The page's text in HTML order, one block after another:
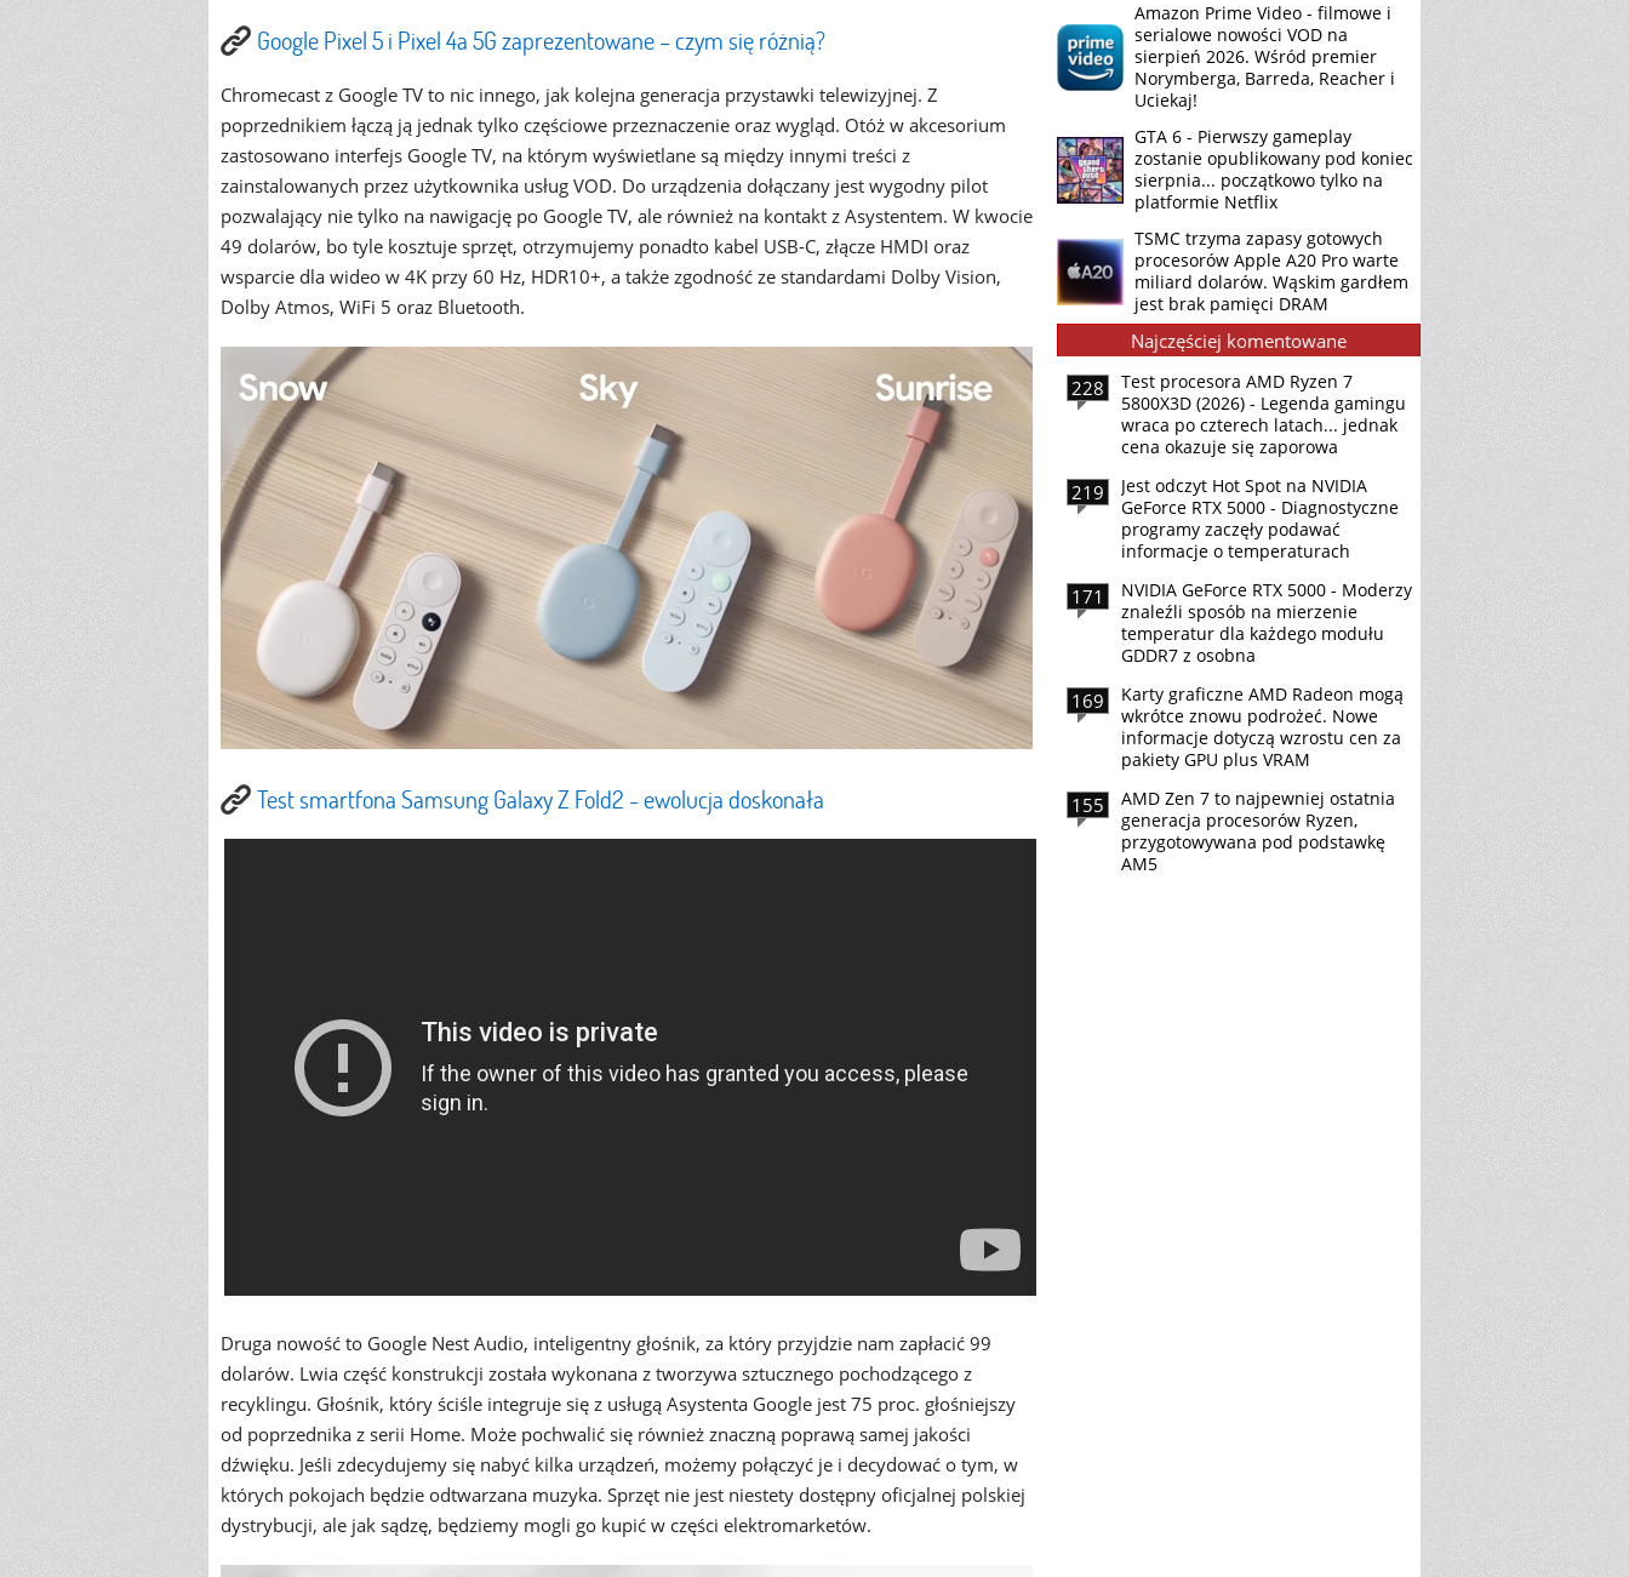
Google Pixel 5 i Pixel 4a 5G zaprezentowane – czym się różnią?
Chromecast z Google TV to nic innego, jak kolejna generacja przystawki telewizyjnej. Z
poprzednikiem łączą ją jednak tylko częściowe przeznaczenie oraz wygląd. Otóż w akcesorium
zastosowano interfejs Google TV, na którym wyświetlane są między innymi treści z
zainstalowanych przez użytkownika usług VOD. Do urządzenia dołączany jest wygodny pilot
pozwalający nie tylko na nawigację po Google TV, ale również na kontakt z Asystentem. W kwocie
49 dolarów, bo tyle kosztuje sprzęt, otrzymujemy ponadto kabel USB-C, złącze HMDI oraz
wsparcie dla wideo w 4K przy 60 Hz, HDR10+, a także zgodność ze standardami Dolby Vision,
Dolby Atmos, WiFi 5 oraz Bluetooth.
Test smartfona Samsung Galaxy Z Fold2 - ewolucja doskonała
Druga nowość to Google Nest Audio, inteligentny głośnik, za który przyjdzie nam zapłacić 99
dolarów. Lwia część konstrukcji została wykonana z tworzywa sztucznego pochodzącego z
recyklingu. Głośnik, który ściśle integruje się z usługą Asystenta Google jest 75 proc. głośniejszy
od poprzednika z serii Home. Może pochwalić się również znaczną poprawą samej jakości
dźwięku. Jeśli zdecydujemy się nabyć kilka urządzeń, możemy połączyć je i decydować o tym, w
których pokojach będzie odtwarzana muzyka. Sprzęt nie jest niestety dostępny oficjalnej polskiej
dystrybucji, ale jak sądzę, będziemy mogli go kupić w części elektromarketów.
Amazon Prime Video - filmowe i
serialowe nowości VOD na
sierpień 2026. Wśród premier
Norymberga, Barreda, Reacher i
Uciekaj!
GTA 6 - Pierwszy gameplay
zostanie opublikowany pod koniec
sierpnia... początkowo tylko na
platformie Netflix
TSMC trzyma zapasy gotowych
procesorów Apple A20 Pro warte
miliard dolarów. Wąskim gardłem
jest brak pamięci DRAM
Najczęściej komentowane
228
Test procesora AMD Ryzen 7
5800X3D (2026) - Legenda gamingu
wraca po czterech latach... jednak
cena okazuje się zaporowa
219
Jest odczyt Hot Spot na NVIDIA
GeForce RTX 5000 - Diagnostyczne
programy zaczęły podawać
informacje o temperaturach
171
NVIDIA GeForce RTX 5000 - Moderzy
znaleźli sposób na mierzenie
temperatur dla każdego modułu
GDDR7 z osobna
169
Karty graficzne AMD Radeon mogą
wkrótce znowu podrożeć. Nowe
informacje dotyczą wzrostu cen za
pakiety GPU plus VRAM
155
AMD Zen 7 to najpewniej ostatnia
generacja procesorów Ryzen,
przygotowywana pod podstawkę
AM5